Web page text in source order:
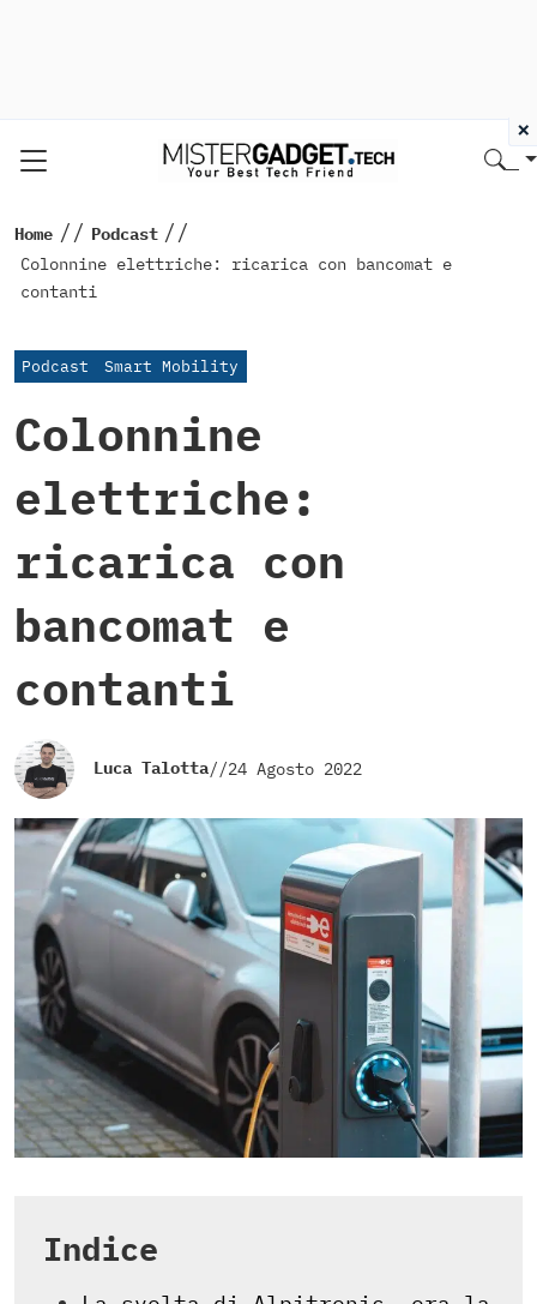
Home // Podcast //
Colonnine elettriche: ricarica con bancomat e
contanti
Podcast Smart Mobility
Colonnine
elettriche:
ricarica con
bancomat e
contanti
Luca Talotta//24 Agosto 2022
Indice
×